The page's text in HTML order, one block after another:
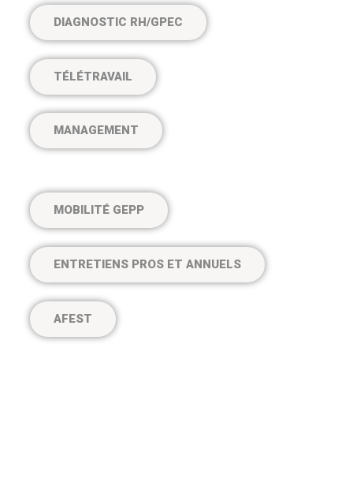
DIAGNOSTIC RH/GPEC
TÉLÉTRAVAIL
MANAGEMENT
MOBILITÉ GEPP
ENTRETIENS PROS ET ANNUELS
AFEST